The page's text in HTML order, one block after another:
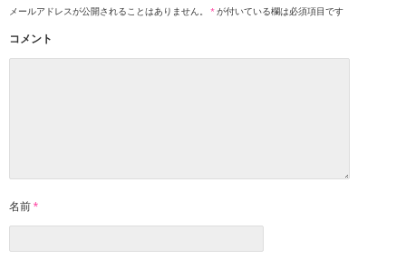
メールアドレスが公開されることはありません。 *が付いている欄は必須項目です
コメント
名前 *